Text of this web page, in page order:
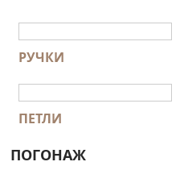
РУЧКИ
ПЕТЛИ
ПОГОНАЖ